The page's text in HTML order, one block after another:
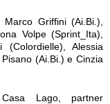
Griffini (Ai.Bi.),
Volpe (Sprint_Ita),
(Colordielle), Alessia
(Ai.Bi.) e Cinzia
Lago, partner